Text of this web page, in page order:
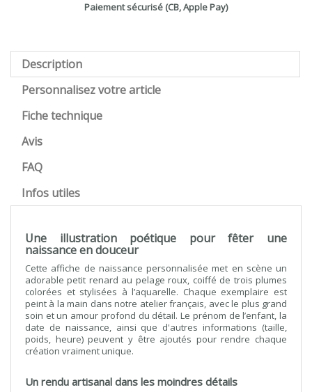
Paiement sécurisé (CB, Apple Pay)
Description
Personnalisez votre article
Fiche technique
Avis
FAQ
Infos utiles
Une illustration poétique pour fêter une
naissance en douceur
Cette affiche de naissance personnalisée met en scène un
adorable petit renard au pelage roux, coiffé de trois plumes
colorées et stylisées à l’aquarelle. Chaque exemplaire est
peint à la main dans notre atelier français, avec le plus grand
soin et un amour profond du détail. Le prénom de l’enfant, la
date de naissance, ainsi que d'autres informations (taille,
poids, heure) peuvent y être ajoutés pour rendre chaque
création vraiment unique.
Un rendu artisanal dans les moindres détails